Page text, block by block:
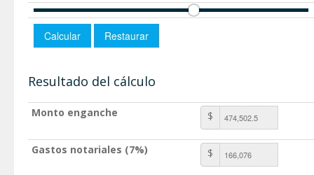
Resultado del cálculo
Monto enganche $
Gastos notariales (7%) $